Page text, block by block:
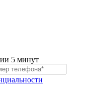
5 минут